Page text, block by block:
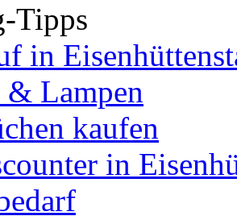
Tipps
in
& Lampen
kaufen
in